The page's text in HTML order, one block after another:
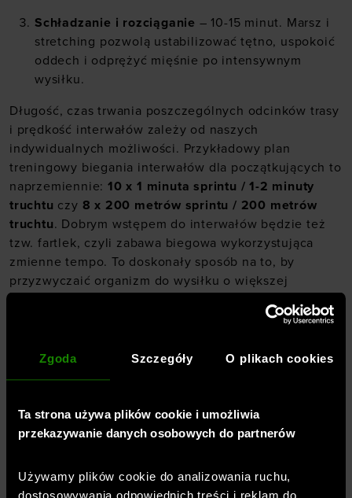
Zgoda Szczegóły O plikach cookies
Ta strona używa plików cookie i umożliwia
przekazywanie danych osobowych do partnerów
Używamy plików cookie do analizowania ruchu,
dostosowywania odpowiednich treści i reklam do
Schładzanie i rozciąganie – 10-15 minut. Marsz i
stretching pozwolą ustabilizować tętno, uspokoić
oddech i odprężyć mięśnie po intensywnym
wysiłku.
Długość, czas trwania poszczególnych odcinków trasy
i prędkość interwałów zależy od naszych
indywidualnych możliwości. Przykładowy plan
treningowy biegania interwałów dla początkujących to
naprzemiennie:10 x 1 minuta sprintu / 1-2 minuty
truchtu czy 8 x 200 metrów sprintu / 200 metrów
truchtu. Dobrym wstępem do interwałów będzie też
tzw. fartlek, czyli zabawa biegowa wykorzystująca
zmienne tempo. To doskonały sposób na to, by
przyzwyczaić organizm do wysiłku o większej
trening?